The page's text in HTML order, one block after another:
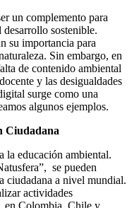
un complemento para
sostenible.
su importancia para
Sin embargo, en
de contenido ambiental
y las desigualdades
surge como una
algunos ejemplos.
Ciudadana
la educación ambiental.
se pueden
ciudadana a nivel mundial.
actividades
en Colombia, Chile y